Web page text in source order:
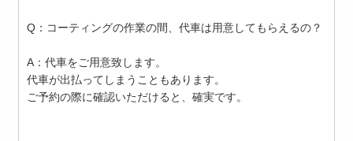
Q：コーティングの作業の間、代車は用意してもらえるの？
A：代車をご用意致します。
代車が出払ってしまうこともあります。
ご予約の際に確認いただけると、確実です。